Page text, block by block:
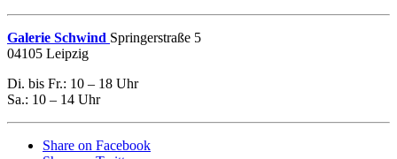
Galerie Schwind Springerstraße 5
04105 Leipzig
Di. bis Fr.: 10 – 18 Uhr
Sa.: 10 – 14 Uhr
Share on Facebook